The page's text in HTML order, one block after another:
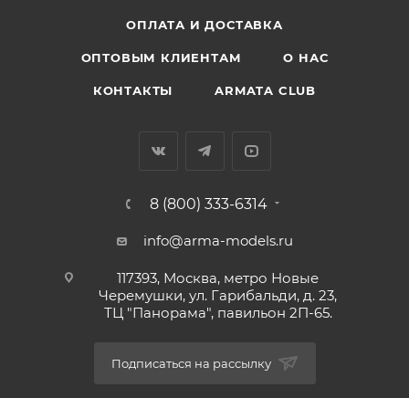
ОПЛАТА И ДОСТАВКА
ОПТОВЫМ КЛИЕНТАМ О НАС
КОНТАКТЫ ARMATA CLUB
8 (800) 333-6314
info@arma-models.ru
117393, Москва, метро Новые
Черемушки, ул. Гарибальди, д. 23,
ТЦ "Панорама", павильон 2П-65.
Подписаться на рассылку